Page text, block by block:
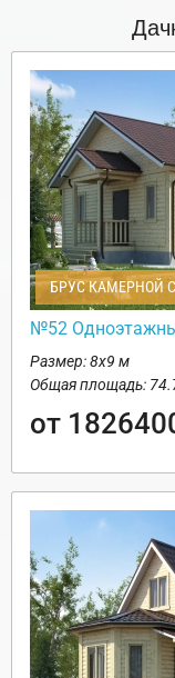
БРУС КАМЕРНОЙ
№52
Размер: 8х9 м
Общая площадь:
от